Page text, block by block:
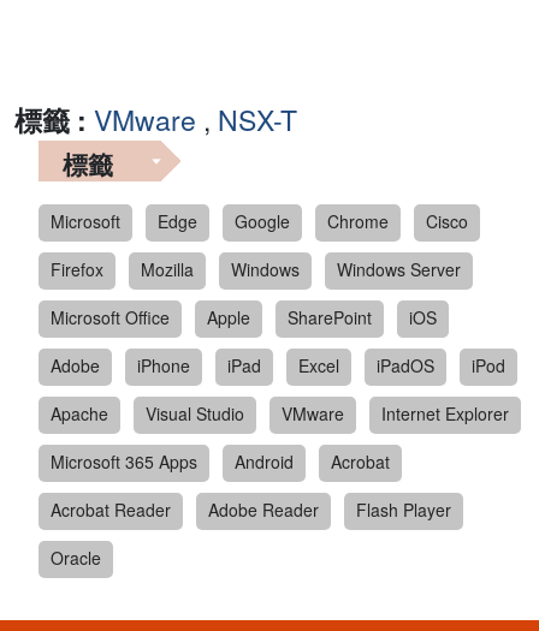
標籤 : VMware , NSX-T
標籤
Microsoft Edge Google Chrome
Cisco
Firefox
Mozilla Windows
Windows Server
Microsoft Office
Apple SharePoint
iOS
Adobe
iPhone iPad Excel iPadOS
iPod
Apache
Visual Studio VMware
Internet Explorer
Microsoft 365 Apps
Android
Acrobat
Acrobat Reader
Adobe Reader
Flash Player
Oracle